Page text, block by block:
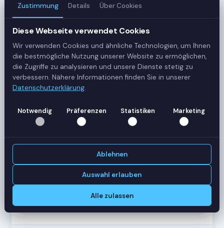
3
42
Sessions
SERVER-AUSLASTUNG
RDS-SRV01
18 Sessions
RAM
78%
RDS-SRV02
14 Sessions
RAM
61%
Zustimmung Details Über Cookies
Diese Webseite verwendet Cookies
Wir verwenden Cookies und ähnliche Technologien, um Ihnen
die bestmögliche Nutzung unserer Website zu ermöglichen,
die Zugriffe zu analysieren und unsere Dienste stetig zu
verbessern. Nähere Informationen finden Sie in unserer
Datenschutzerklärung.
Notwendig Präferenzen Statistiken Marketing
Ablehnen
Auswahl erlauben
Alle zulassen